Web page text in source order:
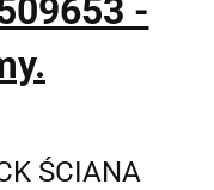
-
ŚCIANA